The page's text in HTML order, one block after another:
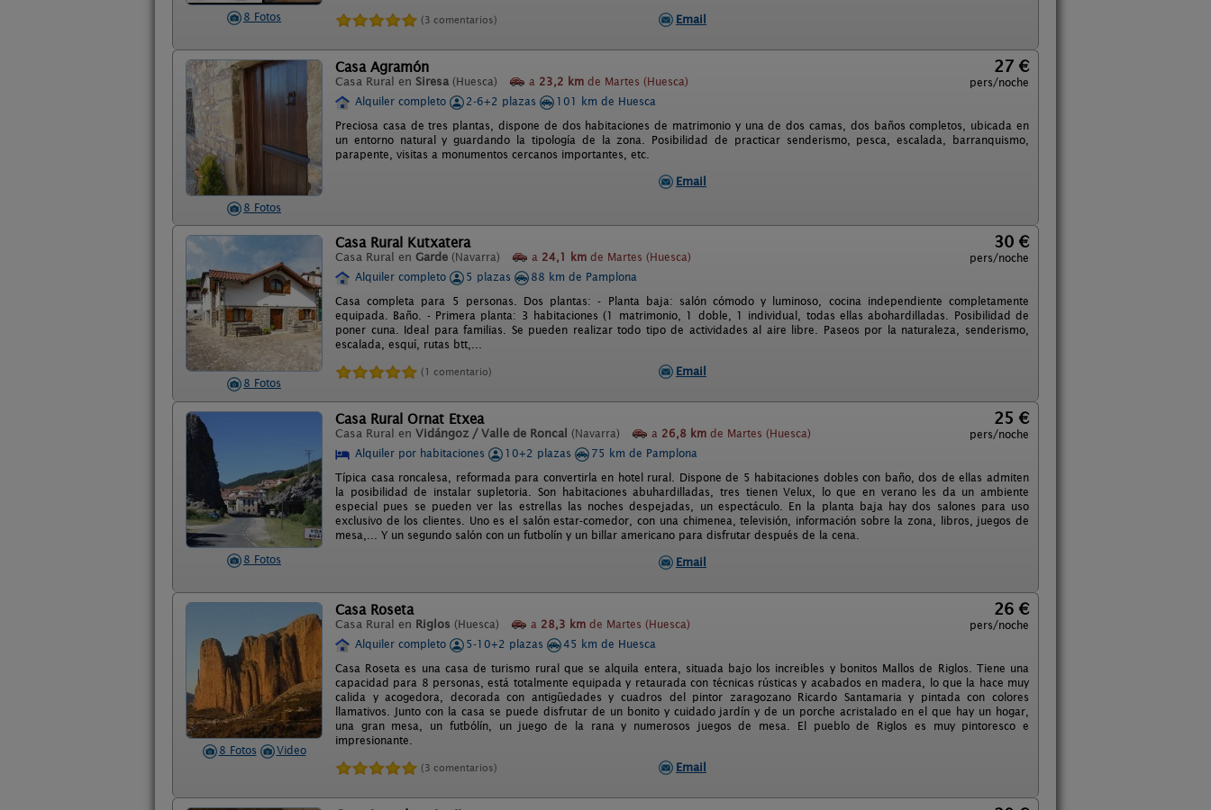
8 Fotos (3 comentarios) Email
8 Fotos
Casa Agramón
Casa Rural en Siresa (Huesca) a 23,2 km de Martes (Huesca)
27 €
pers/noche
Alquiler completo
2-6+2 plazas
101 km de Huesca
Preciosa casa de tres plantas, dispone de dos habitaciones de matrimonio y una de dos camas, dos baños completos, ubicada en
un entorno natural y guardando la tipología de la zona. Posibilidad de practicar senderismo, pesca, escalada, barranquismo,
parapente, visitas a monumentos cercanos importantes, etc.
Email
8 Fotos
Casa Rural Kutxatera
Casa Rural en Garde (Navarra) a 24,1 km de Martes (Huesca)
30 €
pers/noche
Alquiler completo
5 plazas
88 km de Pamplona
Casa completa para 5 personas. Dos plantas: - Planta baja: salón cómodo y luminoso, cocina independiente completamente
equipada. Baño. - Primera planta: 3 habitaciones (1 matrimonio, 1 doble, 1 individual, todas ellas abohardilladas. Posibilidad de
poner cuna. Ideal para familias. Se pueden realizar todo tipo de actividades al aire libre. Paseos por la naturaleza, senderismo,
escalada, esquí, rutas btt,...
(1 comentario) Email
8 Fotos
Casa Rural Ornat Etxea
Casa Rural en Vidángoz / Valle de Roncal (Navarra) a 26,8 km de Martes (Huesca)
25 €
pers/noche
Alquiler por habitaciones
10+2 plazas
75 km de Pamplona
Típica casa roncalesa, reformada para convertirla en hotel rural. Dispone de 5 habitaciones dobles con baño, dos de ellas admiten
la posibilidad de instalar supletoria. Son habitaciones abuhardilladas, tres tienen Velux, lo que en verano les da un ambiente
especial pues se pueden ver las estrellas las noches despejadas, un espectáculo. En la planta baja hay dos salones para uso
exclusivo de los clientes. Uno es el salón estar-comedor, con una chimenea, televisión, información sobre la zona, libros, juegos de
mesa,... Y un segundo salón con un futbolín y un billar americano para disfrutar después de la cena.
Email
8 Fotos Video
Casa Roseta
Casa Rural en Riglos (Huesca) a 28,3 km de Martes (Huesca)
26 €
pers/noche
Alquiler completo
5-10+2 plazas
45 km de Huesca
Casa Roseta es una casa de turismo rural que se alquila entera, situada bajo los increibles y bonitos Mallos de Riglos. Tiene una
capacidad para 8 personas, está totalmente equipada y retaurada con técnicas rústicas y acabados en madera, lo que la hace muy
calida y acogedora, decorada con antigüedades y cuadros del pintor zaragozano Ricardo Santamaria y pintada con colores
llamativos. Junto con la casa se puede disfrutar de un bonito y cuidado jardín y de un porche acristalado en el que hay un hogar,
una gran mesa, un futbólín, un juego de la rana y numerosos juegos de mesa. El pueblo de Riglos es muy pintoresco e
impresionante.
(3 comentarios) Email